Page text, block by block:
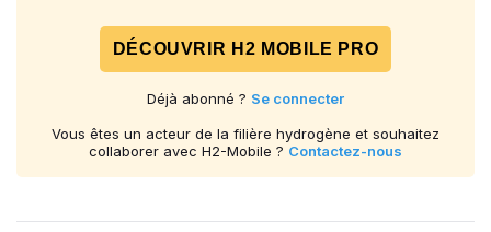
DÉCOUVRIR H2 MOBILE PRO
Déjà abonné ? Se connecter
Vous êtes un acteur de la filière hydrogène et souhaitez
collaborer avec H2-Mobile ? Contactez-nous